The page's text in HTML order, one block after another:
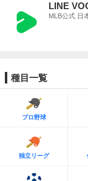
LINE
MLB公式 日
種目一覧
プロ野球
独立リーグ